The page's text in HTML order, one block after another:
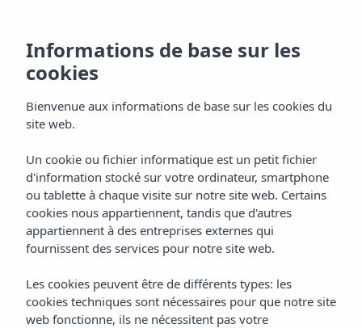
Gastronomía
Hotel Vibra S´Estanyol
Informations de base sur les
cookies
Bienvenue aux informations de base sur les cookies du
site web.
Un cookie ou fichier informatique est un petit fichier
d'information stocké sur votre ordinateur, smartphone
ou tablette à chaque visite sur notre site web. Certains
cookies nous appartiennent, tandis que d'autres
appartiennent à des entreprises externes qui
fournissent des services pour notre site web.
Les cookies peuvent être de différents types: les
cookies techniques sont nécessaires pour que notre site
web fonctionne, ils ne nécessitent pas votre